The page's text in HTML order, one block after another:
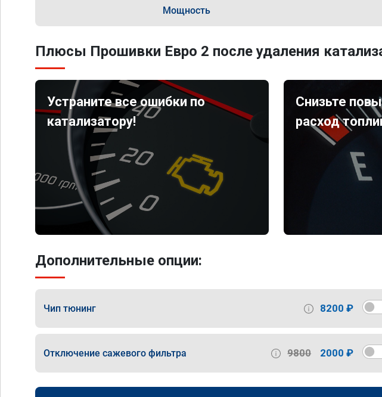
Мощность
Плюсы Прошивки Евро 2 после удаления
Устраните все ошибки по
катализатору!
Снизьте
расход
Дополнительные опции:
Чип тюнинг 8200 ₽
Отключение сажевого фильтра 9800 2000 ₽